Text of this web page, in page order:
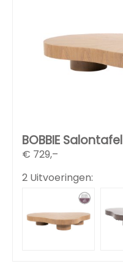
BOBBIE Salontafel
€ 729,–
2 Uitvoeringen: